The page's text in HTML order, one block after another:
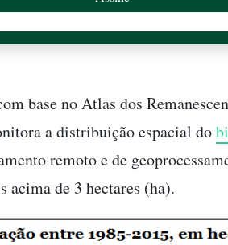
base no Atlas dos
a distribuição espacial do
remoto e de
acima de 3 hectares (ha).